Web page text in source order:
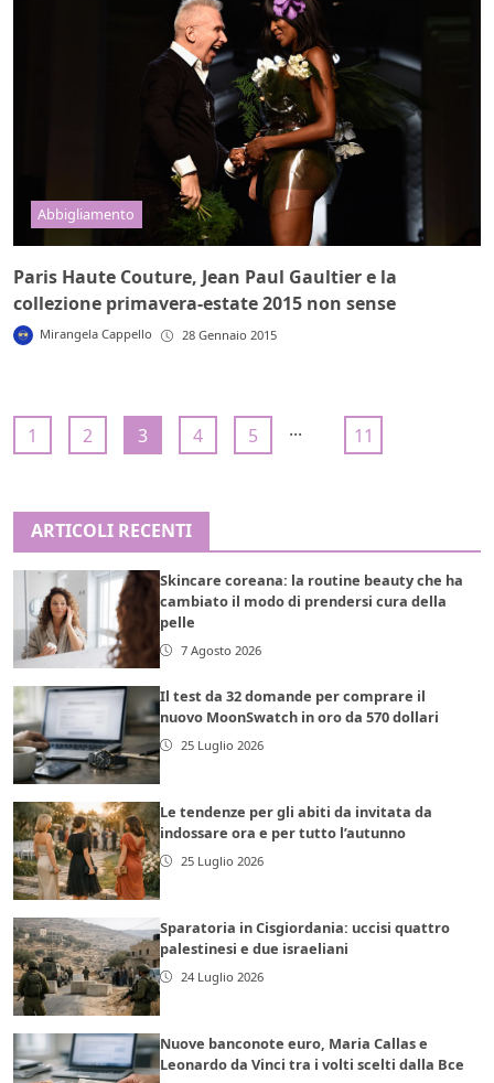
Abbigliamento
Paris Haute Couture, Jean Paul Gaultier e la
collezione primavera-estate 2015 non sense
Mirangela Cappello 28 Gennaio 2015
1 2 3 4 5 ... 11
ARTICOLI RECENTI
Skincare coreana: la routine beauty che ha
cambiato il modo di prendersi cura della
pelle
7 Agosto 2026
Il test da 32 domande per comprare il
nuovo MoonSwatch in oro da 570 dollari
25 Luglio 2026
Le tendenze per gli abiti da invitata da
indossare ora e per tutto l’autunno
25 Luglio 2026
Sparatoria in Cisgiordania: uccisi quattro
palestinesi e due israeliani
24 Luglio 2026
Nuove banconote euro, Maria Callas e
Leonardo da Vinci tra i volti scelti dalla Bce